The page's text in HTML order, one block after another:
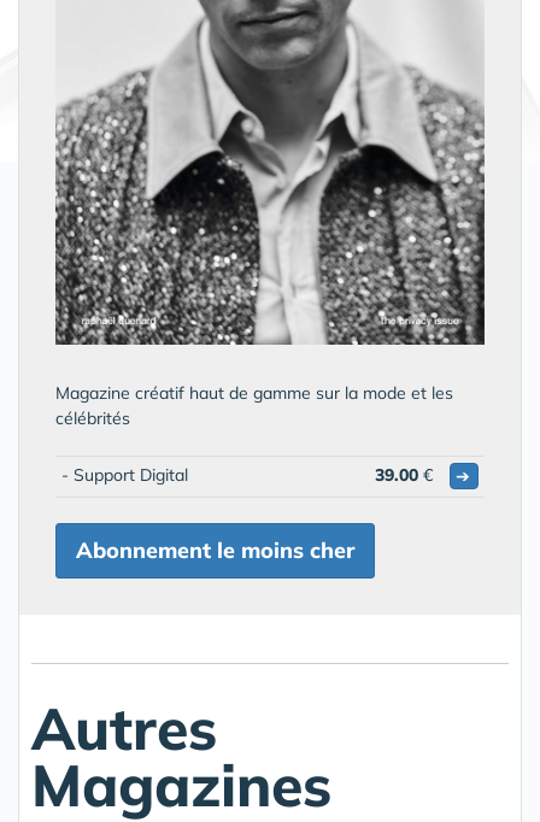
Magazine créatif haut de gamme sur la mode et les
célébrités
- Support Digital 39.00 € ➔
Abonnement le moins cher
Autres
Magazines